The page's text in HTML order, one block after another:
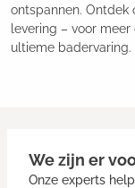
ontspannen. Ontdek
levering – voor
ultieme badervaring.
We zijn er
Onze experts